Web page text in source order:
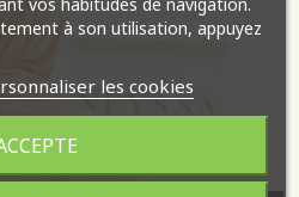
à son utilisation, appuyez
les cookies